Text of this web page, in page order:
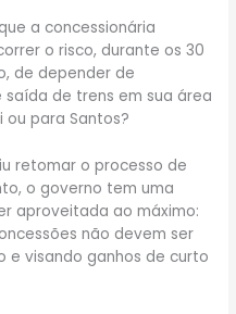
a concessionária
o risco, durante os 30
de depender de
de trens em sua área
para Santos?
retomar o processo de
o governo tem uma
aproveitada ao máximo:
não devem ser
e visando ganhos de curto